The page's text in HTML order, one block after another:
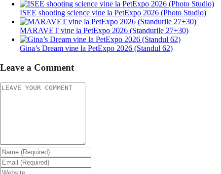
ISEE shooting science vine la PetExpo 2026 (Photo Studio)
MARAVET vine la PetExpo 2026 (Standurile 27+30)
Gina’s Dream vine la PetExpo 2026 (Standul 62)
Leave a Comment